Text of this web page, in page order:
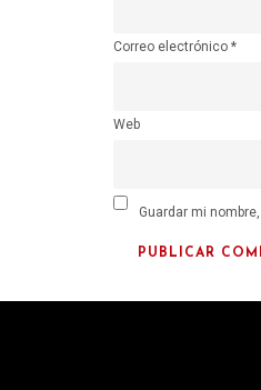
Correo electrónico *
Web
Guardar mi